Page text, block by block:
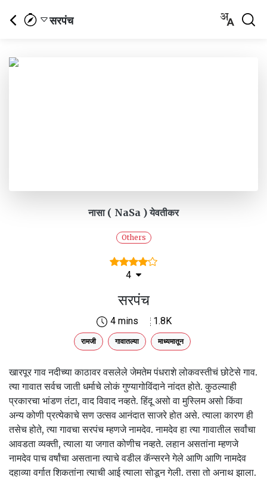
सरपंच
नासा ( NaSa ) येवतीकर
Others
4
सरपंच
4 mins 1.8K
रामजी गावातल्या माध्यमातून
खारपूर गाव नदीच्या काठावर वसलेले जेमतेम पंधराशे लोकवस्तीचं छोटेसे गाव.
त्या गावात सर्वच जाती धर्माचे लोकं गुण्यागोविंदाने नांदत होते. कुठल्याही
प्रकारचा भांडण तंटा, वाद विवाद नव्हते. हिंदू असो वा मुस्लिम असो किंवा
अन्य कोणी प्रत्येकाचे सण उत्सव आनंदात साजरे होत असे. त्याला कारण ही
तसेच होते, त्या गावचा सरपंच म्हणजे नामदेव. नामदेव हा त्या गावातील सर्वांचा
आवडता व्यक्ती, त्याला या जगात कोणीच नव्हते. लहान असतांना म्हणजे
नामदेव पाच वर्षांचा असताना त्याचे वडील कॅन्सरने गेले आणि आणि नामदेव
दहाव्या वर्गात शिकतांना त्याची आई त्याला सोडून गेली. तसा तो अनाथ झाला.